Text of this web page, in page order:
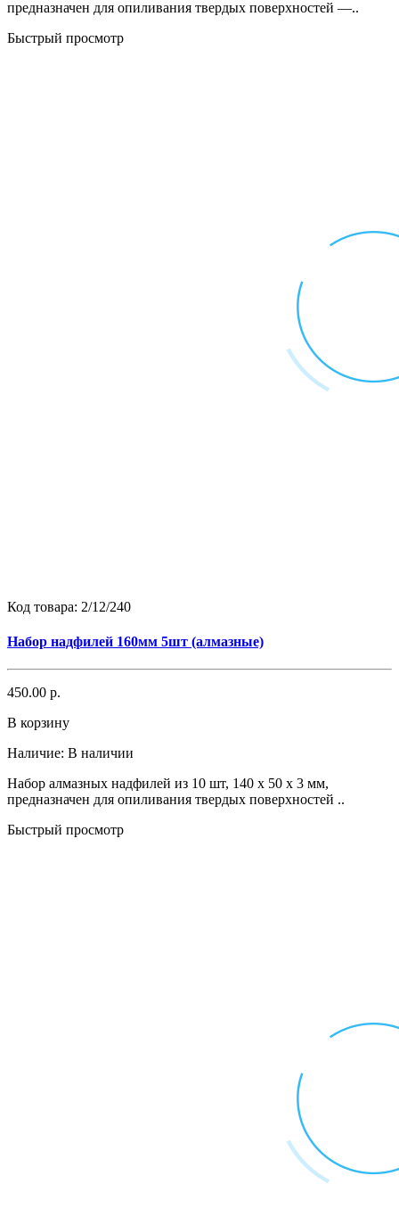
предназначен для опиливания твердых поверхностей —..
Быстрый просмотр
Код товара: 2/12/240
Набор надфилей 160мм 5шт (алмазные)
450.00 р.
В корзину
Наличие: В наличии
Набор алмазных надфилей из 10 шт, 140 х 50 х 3 мм,
предназначен для опиливания твердых поверхностей ..
Быстрый просмотр